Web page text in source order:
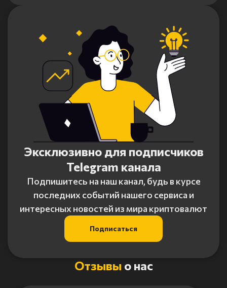
Эксклюзивно для подписчиков
Telegram канала
Подпишитесь на наш канал, будь в курсе
последних событий нашего сервиса и
интересных новостей из мира криптовалют
Подписаться
Отзывы о нас